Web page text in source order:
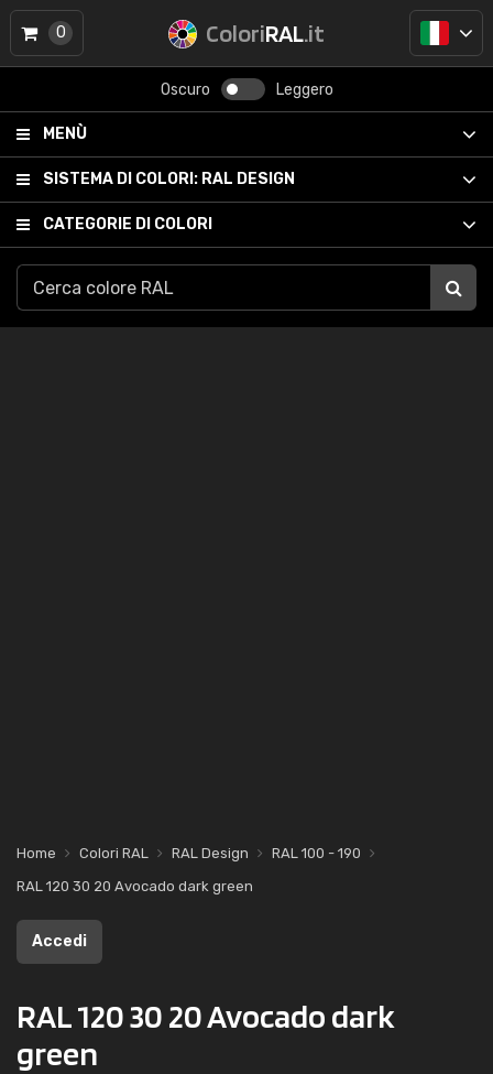
ColoriRAL.it
Oscuro Leggero
MENÙ
SISTEMA DI COLORI: RAL DESIGN
CATEGORIE DI COLORI
0
Home Colori RAL RAL Design
RAL 100 - 190
RAL 120 30 20 Avocado dark green
Accedi
RAL 120 30 20 Avocado dark
green